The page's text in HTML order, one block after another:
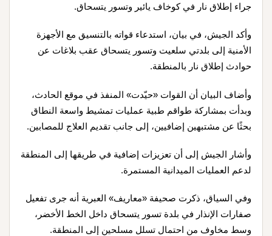
جراء إطلاق نار في كوخاف يائير وتسور يتسحاق.
وأكد الجيش، في بيان، استدعاء قواته بالتنسيق مع الأجهزة
الأمنية إلى بلدتي سلعيت وتسور يتسحاق عقب بلاغات عن
حوادث إطلاق نار بالمنطقة.
وأضاف البيان أن القوات «حيّدت» المنفذ في موقع الحادث،
وبدأت بمشاركة طواقم طبية عمليات تمشيط واسعة النطاق
بحثًا عن مشتبهين إضافيين، إلى جانب تقديم العلاج للمصابين.
وأشار الجيش إلى أن تعزيزات إضافية في طريقها إلى المنطقة
لدعم العمليات الميدانية المستمرة.
وفي السياق، ذكرت صحيفة «معاريف» العبرية أنه جرى تفعيل
صفارات الإنذار في بلدة تسور يتسحاق داخل الخط الأخضر،
وسط مخاوف من احتمال تسلل مسلحين إلى المنطقة.